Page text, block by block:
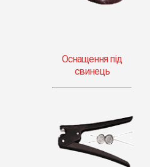
Оснащення під
свинець